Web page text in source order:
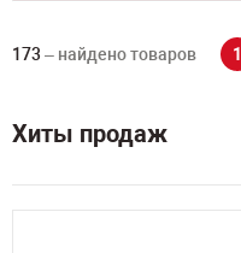
173 – найдено товаров 1
Хиты продаж